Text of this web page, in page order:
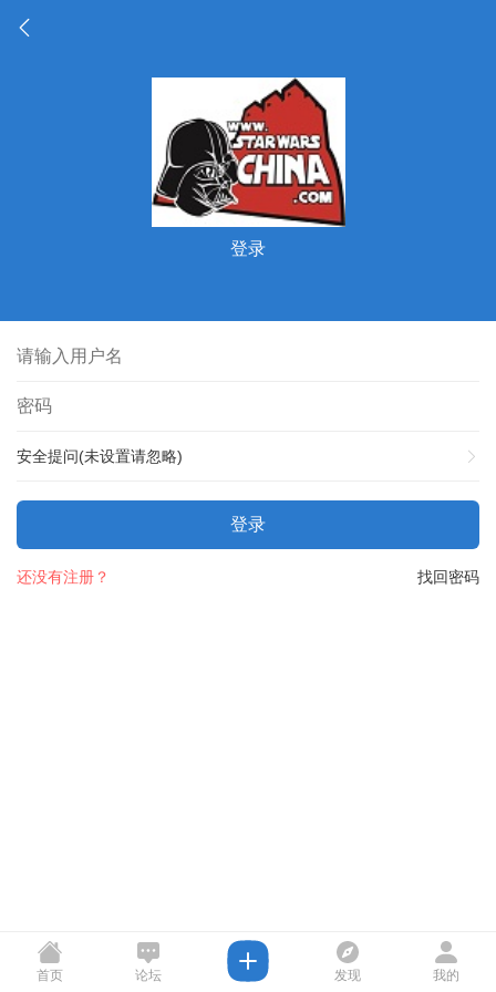
登录
安全提问(未设置请忽略)
登录
找回密码
还没有注册？
首页 论坛 发现 我的